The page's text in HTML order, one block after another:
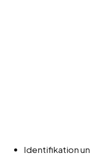
Identifikation